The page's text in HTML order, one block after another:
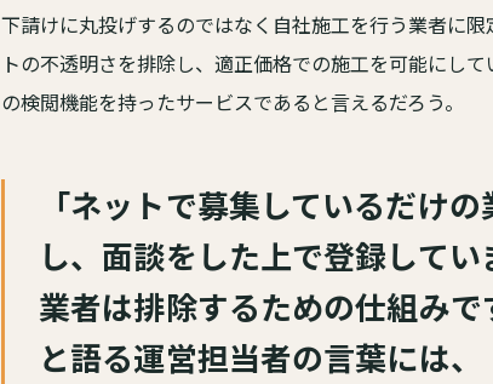
下請けに丸投げするのではなく自社施工を行う業者に
トの不透明さを排除し、適正価格での施工を可能にし
の検閲機能を持ったサービスであると言えるだろう。
「ネットで募集しているだけ
し、面談をした上で登録して
業者は排除するための仕組みで
と語る運営担当者の言葉には、